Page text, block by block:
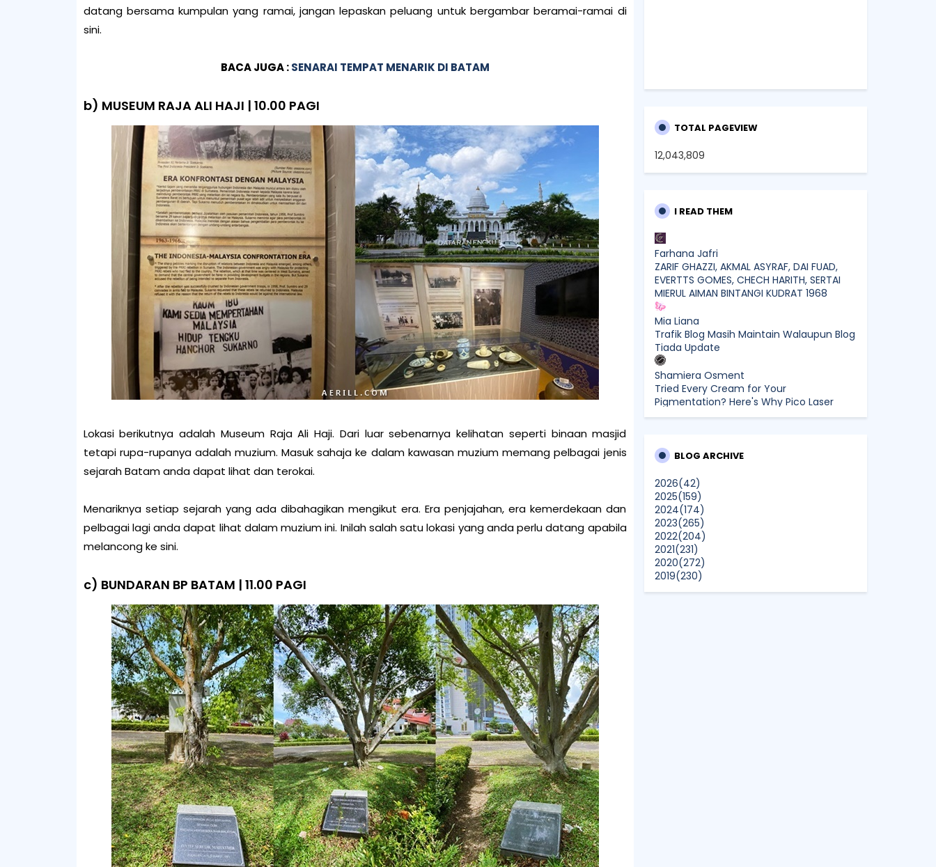
datang bersama kumpulan yang ramai, jangan lepaskan peluang untuk bergambar beramai-ramai di
sini.
BACA JUGA :SENARAI TEMPAT MENARIK DI BATAM
b) MUSEUM RAJA ALI HAJI | 10.00 PAGI
Lokasi berikutnya adalah Museum Raja Ali Haji. Dari luar sebenarnya kelihatan seperti binaan masjid
tetapi rupa-rupanya adalah muzium. Masuk sahaja ke dalam kawasan muzium memang pelbagai jenis
sejarah Batam anda dapat lihat dan terokai.
Menariknya setiap sejarah yang ada dibahagikan mengikut era. Era penjajahan, era kemerdekaan dan
pelbagai lagi anda dapat lihat dalam muzium ini. Inilah salah satu lokasi yang anda perlu datang apabila
melancong ke sini.
c) BUNDARAN BP BATAM | 11.00 PAGI
TOTAL PAGEVIEW
12,043,809
I READ THEM
Farhana Jafri
ZARIF GHAZZI, AKMAL ASYRAF, DAI FUAD,
EVERTTS GOMES, CHECH HARITH, SERTAI
MIERUL AIMAN BINTANGI KUDRAT 1968
Mia Liana
Trafik Blog Masih Maintain Walaupun Blog
Tiada Update
Shamiera Osment
Tried Every Cream for Your
Pigmentation? Here's Why Pico Laser
Works Differently.
Malaysian Music Legend ~ Dato’ Khadijah
Doa” (A Mother’s Prayer) After 26 Years
SURIA AMANDA
Blog Kawan Kawan Kena Removed?
Why....
Show All
BLOG ARCHIVE
2026(42)
2025(159)
2024(174)
2023(265)
2022(204)
2021(231)
2020(272)
2019(230)
2018(496)